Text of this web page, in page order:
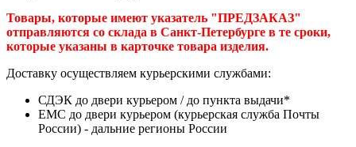
Товары, которые имеют указатель "ПРЕДЗАКАЗ"
отправляются со склада в Санкт-Петербурге в те сроки,
которые указаны в карточке товара изделия.
Доставку осуществляем курьерскими службами:
СДЭК до двери курьером / до пункта выдачи*
ЕМС до двери курьером (курьерская служба Почты
России) - дальние регионы России